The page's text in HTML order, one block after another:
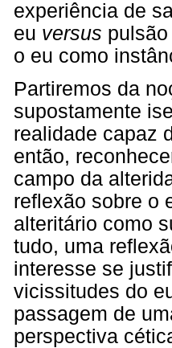
experiência de
eu versus
o eu como
Partiremos da
supostamente
realidade capaz
então,
campo da
reflexão sobre o
alteritário como
tudo, uma
interesse se
vicissitudes do
passagem de
perspectiva